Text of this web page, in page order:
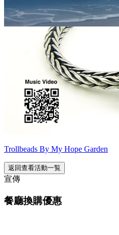
Trollbeads By My Hope Garden
返回查看活動一覧
宣傳
餐廳換購優惠